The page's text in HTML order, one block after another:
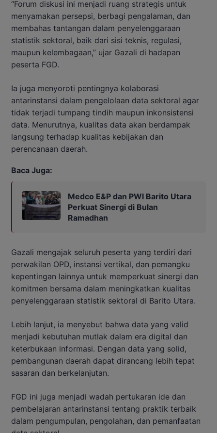
“Forum diskusi ini menjadi ruang strategis untuk
menyamakan persepsi, berbagi pengalaman, dan
membahas tantangan dalam penyelenggaraan
statistik sektoral, baik dari sisi teknis, regulasi,
maupun kelembagaan,” ujar Gazali di hadapan
peserta FGD.
Ia juga menyoroti pentingnya kolaborasi
antarinstansi dalam pengelolaan data sektoral agar
tidak terjadi tumpang tindih maupun inkonsistensi
data. Menurutnya, kualitas data akan berdampak
langsung terhadap kualitas kebijakan dan
perencanaan daerah.
Baca Juga:
Medco E&P dan PWI Barito Utara
Perkuat Sinergi di Bulan
Ramadhan
Gazali mengajak seluruh peserta yang terdiri dari
perwakilan OPD, instansi vertikal, dan pemangku
kepentingan lainnya untuk memperkuat sinergi dan
komitmen bersama dalam meningkatkan kualitas
penyelenggaraan statistik sektoral di Barito Utara.
Lebih lanjut, ia menyebut bahwa data yang valid
menjadi kebutuhan mutlak dalam era digital dan
keterbukaan informasi. Dengan data yang solid,
pembangunan daerah dapat dirancang lebih tepat
sasaran dan berkelanjutan.
FGD ini juga menjadi wadah pertukaran ide dan
pembelajaran antarinstansi tentang praktik terbaik
dalam pengumpulan, pengolahan, dan pemanfaatan